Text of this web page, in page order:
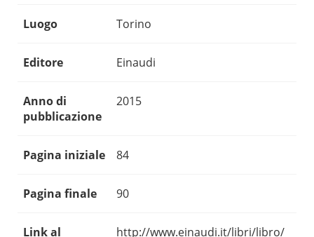
Luogo Torino
Editore Einaudi
Anno di
pubblicazione
2015
Pagina iniziale 84
Pagina finale 90
Link al
http://www.einaudi.it/libri/libro/